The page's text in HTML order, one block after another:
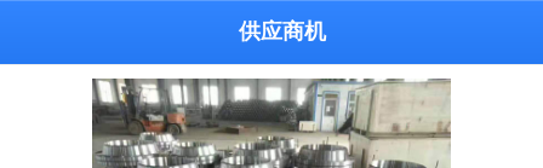
供应商机